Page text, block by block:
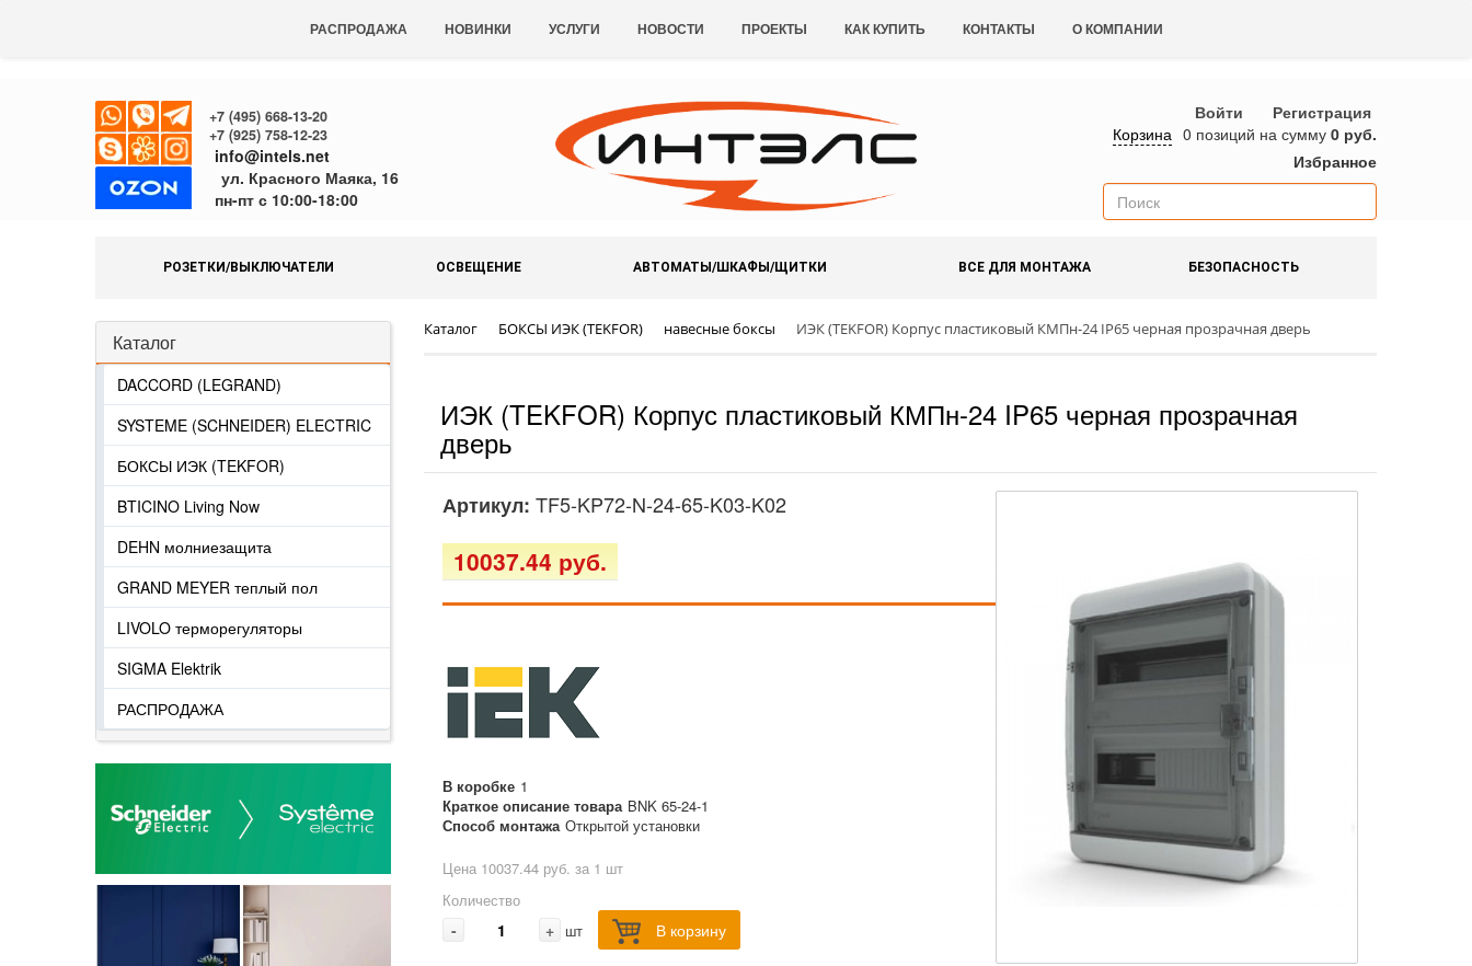
РАСПРОДАЖА НОВИНКИ УСЛУГИ НОВОСТИ ПРОЕКТЫ КАК КУПИТЬ КОНТАКТЫ О КОМПАНИИ
+7 (495) 668-13-20
+7 (925) 758-12-23
info@intels.net
ул. Красного Маяка, 16
пн-пт с 10:00-18:00
Войти
Регистрация
Корзина 0 позиций на сумму 0 руб.
Избранное
РОЗЕТКИ/ВЫКЛЮЧАТЕЛИ ОСВЕЩЕНИЕ АВТОМАТЫ/ШКАФЫ/ЩИТКИ ВСЕ ДЛЯ МОНТАЖА БЕЗОПАСНОСТЬ
Каталог
DACCORD (LEGRAND)
SYSTEME (SCHNEIDER) ELECTRIC
БОКСЫ ИЭК (TEKFOR)
BTICINO Living Now
DEHN молниезащита
GRAND MEYER теплый пол
LIVOLO терморегуляторы
SIGMA Elektrik
РАСПРОДАЖА
Каталог БОКСЫ ИЭК (TEKFOR) навесные боксы ИЭК (TEKFOR) Корпус пластиковый КМПн-24 IP65 черная прозрачная дверь
ИЭК (TEKFOR) Корпус пластиковый КМПн-24 IP65 черная прозрачная
дверь
Артикул: TF5-KP72-N-24-65-K03-K02
10037.44 руб.
В коробке 1
Краткое описание товара BNK 65-24-1
Способ монтажа Открытой установки
Цена 10037.44 руб. за 1 шт
Количество
- + шт В корзину